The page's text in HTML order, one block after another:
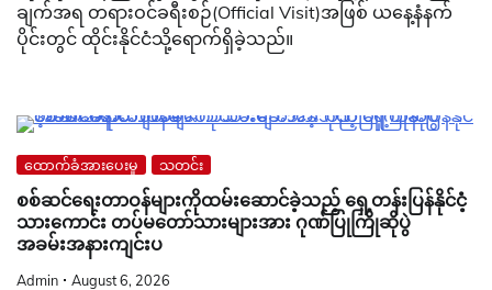
ချက်အရ တရားဝင်ခရီးစဉ်(Official Visit)အဖြစ် ယနေ့နံနက်
ပိုင်းတွင် ထိုင်းနိုင်ငံသို့ရောက်ရှိခဲ့သည်။
ထောက်ခံအားပေးမှု သတင်း
စစ်ဆင်ရေးတာဝန်များကိုထမ်းဆောင်ခဲ့သည့် ရှေ့တန်းပြန်နိုင်ငံ့
သားကောင်း တပ်မတော်သားများအား ဂုဏ်ပြုကြိုဆိုပွဲ
အခမ်းအနားကျင်းပ
Admin August 6, 2026